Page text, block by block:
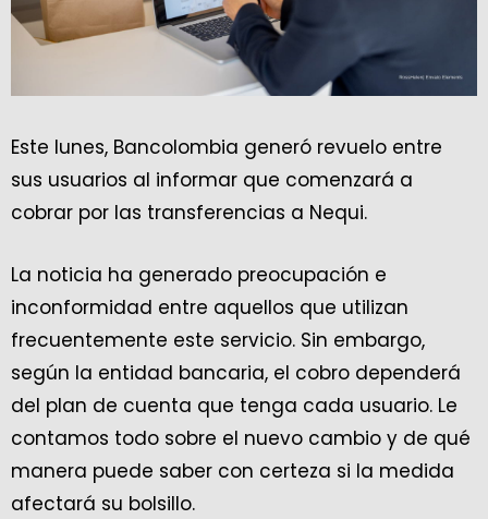
Este lunes, Bancolombia generó revuelo entre
sus usuarios al informar que comenzará a
cobrar por las transferencias a Nequi.
La noticia ha generado preocupación e
inconformidad entre aquellos que utilizan
frecuentemente este servicio. Sin embargo,
según la entidad bancaria, el cobro dependerá
del plan de cuenta que tenga cada usuario. Le
contamos todo sobre el nuevo cambio y de qué
manera puede saber con certeza si la medida
afectará su bolsillo.